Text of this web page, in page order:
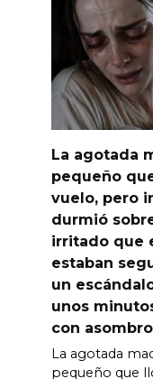
La agotada
pequeño
vuelo, pero
durmió
irritado que
estaban
un
unos
con
La agotada
pequeño que